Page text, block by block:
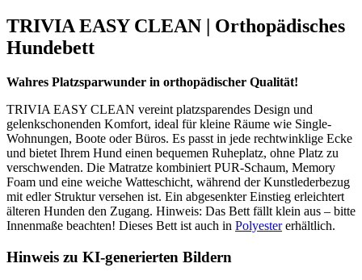
TRIVIA EASY CLEAN | Orthopädisches
Hundebett
Wahres Platzsparwunder in orthopädischer Qualität!
TRIVIA EASY CLEAN vereint platzsparendes Design und
gelenkschonenden Komfort, ideal für kleine Räume wie Single-
Wohnungen, Boote oder Büros. Es passt in jede rechtwinklige Ecke
und bietet Ihrem Hund einen bequemen Ruheplatz, ohne Platz zu
verschwenden. Die Matratze kombiniert PUR-Schaum, Memory
Foam und eine weiche Watteschicht, während der Kunstlederbezug
mit edler Struktur versehen ist. Ein abgesenkter Einstieg erleichtert
älteren Hunden den Zugang. Hinweis: Das Bett fällt klein aus – bitte
Innenmaße beachten! Dieses Bett ist auch in Polyestererhältlich.
Hinweis zu KI-generierten Bildern